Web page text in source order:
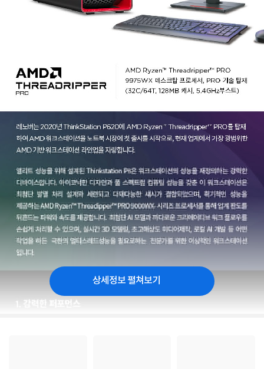
상세정보 펼쳐보기